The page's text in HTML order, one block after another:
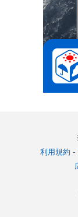
利用規約 -